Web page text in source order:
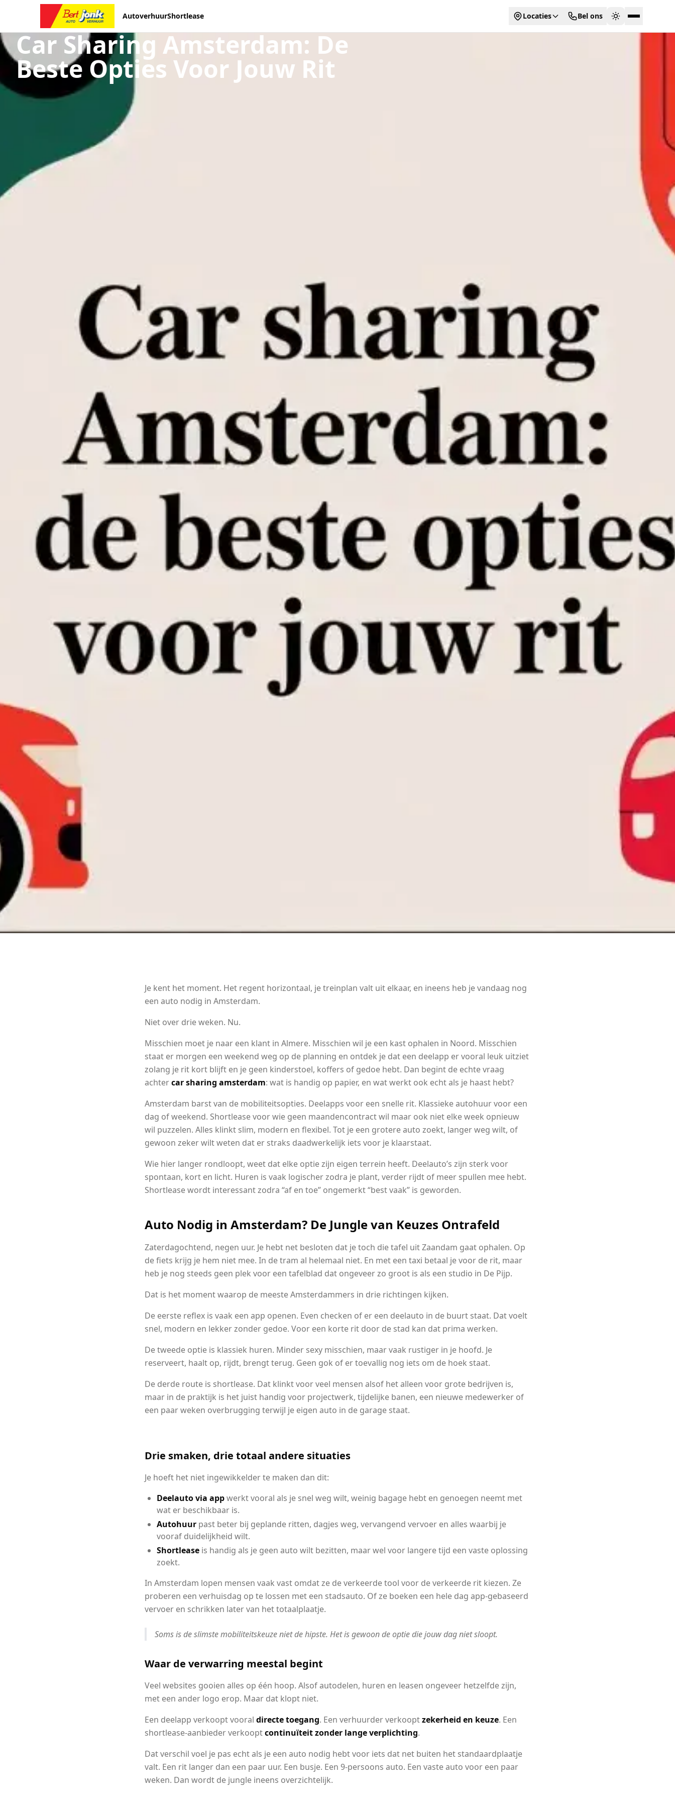
AutoverhuurShortlease Locaties Bel ons
Car Sharing Amsterdam: De
Beste Opties Voor Jouw Rit
Je kent het moment. Het regent horizontaal, je treinplan valt uit elkaar, en ineens heb je vandaag nog
een auto nodig in Amsterdam.
Niet over drie weken. Nu.
Misschien moet je naar een klant in Almere. Misschien wil je een kast ophalen in Noord. Misschien
staat er morgen een weekend weg op de planning en ontdek je dat een deelapp er vooral leuk uitziet
zolang je rit kort blijft en je geen kinderstoel, koffers of gedoe hebt. Dan begint de echte vraag
achtercar sharing amsterdam: wat is handig op papier, en wat werkt ook echt als je haast hebt?
Amsterdam barst van de mobiliteitsopties. Deelapps voor een snelle rit. Klassieke autohuur voor een
dag of weekend. Shortlease voor wie geen maandencontract wil maar ook niet elke week opnieuw
wil puzzelen. Alles klinkt slim, modern en flexibel. Tot je een grotere auto zoekt, langer weg wilt, of
gewoon zeker wilt weten dat er straks daadwerkelijk iets voor je klaarstaat.
Wie hier langer rondloopt, weet dat elke optie zijn eigen terrein heeft. Deelauto’s zijn sterk voor
spontaan, kort en licht. Huren is vaak logischer zodra je plant, verder rijdt of meer spullen mee hebt.
Shortlease wordt interessant zodra “af en toe” ongemerkt “best vaak” is geworden.
Auto Nodig in Amsterdam? De Jungle van Keuzes Ontrafeld
Zaterdagochtend, negen uur. Je hebt net besloten dat je toch die tafel uit Zaandam gaat ophalen. Op
de fiets krijg je hem niet mee. In de tram al helemaal niet. En met een taxi betaal je voor de rit, maar
heb je nog steeds geen plek voor een tafelblad dat ongeveer zo groot is als een studio in De Pijp.
Dat is het moment waarop de meeste Amsterdammers in drie richtingen kijken.
De eerste reflex is vaak een app openen. Even checken of er een deelauto in de buurt staat. Dat voelt
snel, modern en lekker zonder gedoe. Voor een korte rit door de stad kan dat prima werken.
De tweede optie is klassiek huren. Minder sexy misschien, maar vaak rustiger in je hoofd. Je
reserveert, haalt op, rijdt, brengt terug. Geen gok of er toevallig nog iets om de hoek staat.
De derde route is shortlease. Dat klinkt voor veel mensen alsof het alleen voor grote bedrijven is,
maar in de praktijk is het juist handig voor projectwerk, tijdelijke banen, een nieuwe medewerker of
een paar weken overbrugging terwijl je eigen auto in de garage staat.
Drie smaken, drie totaal andere situaties
Je hoeft het niet ingewikkelder te maken dan dit:
Deelauto via appwerkt vooral als je snel weg wilt, weinig bagage hebt en genoegen neemt met
wat er beschikbaar is.
Autohuur past beter bij geplande ritten, dagjes weg, vervangend vervoer en alles waarbij je
vooraf duidelijkheid wilt.
Shortlease is handig als je geen auto wilt bezitten, maar wel voor langere tijd een vaste oplossing
zoekt.
In Amsterdam lopen mensen vaak vast omdat ze de verkeerde tool voor de verkeerde rit kiezen. Ze
proberen een verhuisdag op te lossen met een stadsauto. Of ze boeken een hele dag app-gebaseerd
vervoer en schrikken later van het totaalplaatje.
Soms is de slimste mobiliteitskeuze niet de hipste. Het is gewoon de optie die jouw dag niet sloopt.
Waar de verwarring meestal begint
Veel websites gooien alles op één hoop. Alsof autodelen, huren en leasen ongeveer hetzelfde zijn,
met een ander logo erop. Maar dat klopt niet.
Een deelapp verkoopt vooral directe toegang. Een verhuurder verkooptzekerheid en keuze. Een
shortlease-aanbieder verkooptcontinuïteit zonder lange verplichting.
Dat verschil voel je pas echt als je een auto nodig hebt voor iets dat net buiten het standaardplaatje
valt. Een rit langer dan een paar uur. Een busje. Een 9-persoons auto. Een vaste auto voor een paar
weken. Dan wordt de jungle ineens overzichtelijk.